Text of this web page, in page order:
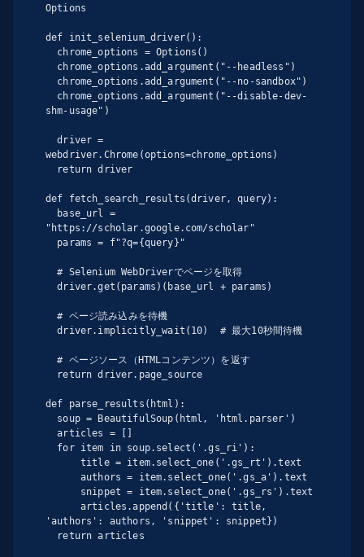
Options
def init_selenium_driver():
shm-usage")
  driver =
webdriver.Chrome(options=chrome_options)
def fetch_search_results(driver, query):
"https://scholar.google.com/scholar"
  # Selenium WebDriverでページを取得
  driver.get(params)(base_url + params)
  # ページ読み込みを待機
  driver.implicitly_wait(10)  # 最大10秒間待機
  # ページソース（HTMLコンテンツ）を返す
def parse_results(html):
  articles = []
'authors': authors, 'snippet': snippet})